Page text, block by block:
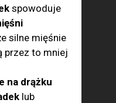
spowoduje
silne mięśnie
przez to mniej
na drążku
lub